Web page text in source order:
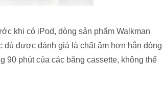
khi có iPod, dòng sản phẩm Walkman
dù được đánh giá là chất âm hơn hẳn dòng
phút của các băng cassette, không thể